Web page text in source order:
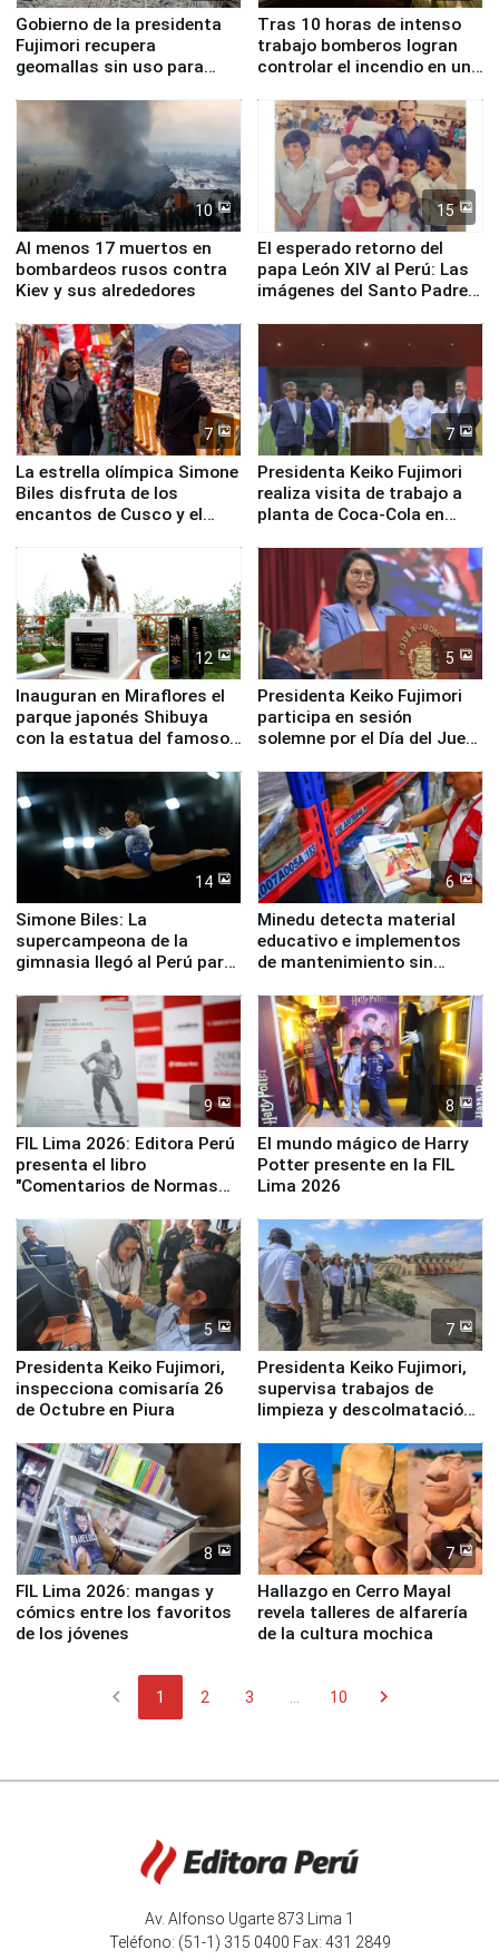
Gobierno de la presidenta
Fujimori recupera
geomallas sin uso para
Fenómeno El Niño
Tras 10 horas de intenso
trabajo bomberos logran
controlar el incendio en una
de Chile
10
Al menos 17 muertos en
bombardeos rusos contra
Kiev y sus alrededores
15
El esperado retorno del
papa León XIV al Perú: Las
imágenes del Santo Padre
7
La estrella olímpica Simone
Biles disfruta de los
encantos de Cusco y el
7
Presidenta Keiko Fujimori
realiza visita de trabajo a
planta de Coca-Cola en
12
Inauguran en Miraflores el
parque japonés Shibuya
con la estatua del famoso
5
Presidenta Keiko Fujimori
participa en sesión
solemne por el Día del Juez
14
Simone Biles: La
supercampeona de la
gimnasia llegó al Perú para
Panamericanos Lima 2027
6
Minedu detecta material
educativo e implementos
de mantenimiento sin
la UGEL 2
9
FIL Lima 2026: Editora Perú
presenta el libro
"Comentarios de Normas
Derecho Colectivo"
8
El mundo mágico de Harry
Potter presente en la FIL
Lima 2026
5
Presidenta Keiko Fujimori,
inspecciona comisaría 26
de Octubre en Piura
7
Presidenta Keiko Fujimori,
supervisa trabajos de
limpieza y descolmatación
8
FIL Lima 2026: mangas y
cómics entre los favoritos
de los jóvenes
7
Hallazgo en Cerro Mayal
revela talleres de alfarería
de la cultura mochica
chevron_left 1 2 3 10 chevron_right
Av. Alfonso Ugarte 873 Lima 1
Teléfono: (51-1) 315 0400 Fax: 431 2849